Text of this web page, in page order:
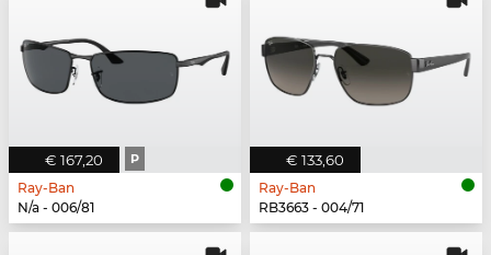
€ 167,20 P
Ray-Ban
N/a - 006/81
€ 133,60
Ray-Ban
RB3663 - 004/71